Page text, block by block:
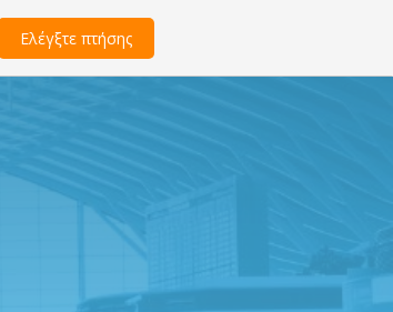
Ελέγξτε πτήσης